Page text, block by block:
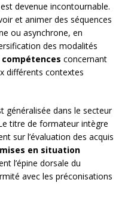
devenue incontournable.
et animer des séquences
ou asynchrone, en
des modalités
compétences concernant
différents contextes
généralisée dans le secteur
titre de formateur intègre
sur l’évaluation des acquis
mises en situation
l’épine dorsale du
avec les préconisations